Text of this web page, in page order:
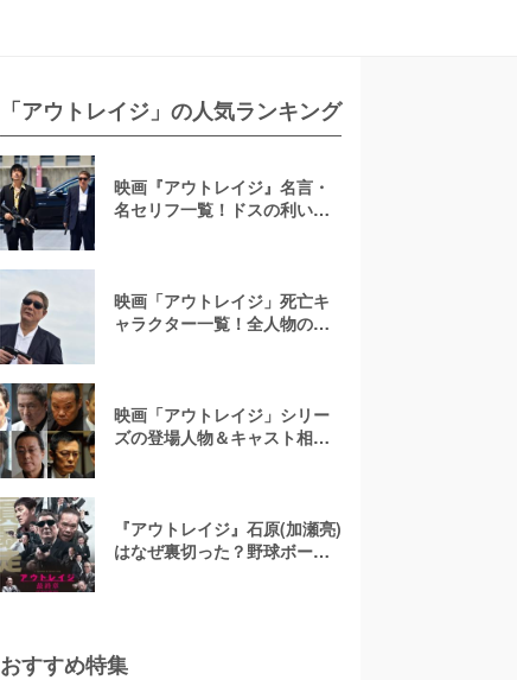
「アウトレイジ」の人気ランキング
映画『アウトレイジ』名言・
名セリフ一覧！ドスの利いた
映画「アウトレイジ」死亡キ
ャラクター一覧！全人物の殺
映画「アウトレイジ」シリー
ズの登場人物＆キャスト相関
『アウトレイジ』石原(加瀬亮)
はなぜ裏切った？野球ボール
おすすめ特集